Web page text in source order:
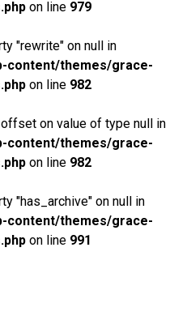
on line 979
"rewrite" on null in
content/themes/grace-
on line 982
on value of type null in
content/themes/grace-
on line 982
"has_archive" on null in
content/themes/grace-
on line 991